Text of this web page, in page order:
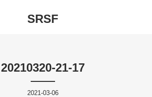
SRSF
20210320-21-17
2021-03-06